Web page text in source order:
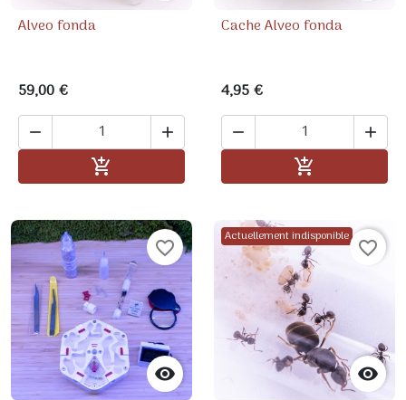
Alveo fonda
59,00 €
 

Cache Alveo fonda
4,95 €
 


favorite_border
Actuellement indisponible

favorite_border